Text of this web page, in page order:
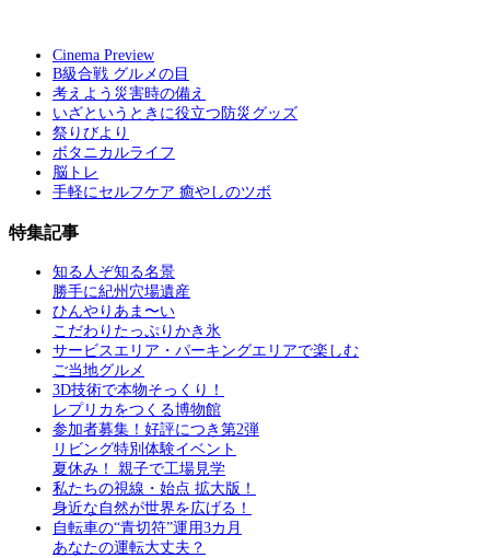
Cinema Preview
B級合戦 グルメの目
考えよう災害時の備え
いざというときに役立つ防災グッズ
祭りびより
ボタニカルライフ
脳トレ
手軽にセルフケア 癒やしのツボ
特集記事
知る人ぞ知る名景
勝手に紀州穴場遺産
ひんやりあま〜い
こだわりたっぷりかき氷
サービスエリア・パーキングエリアで楽しむ
ご当地グルメ
3D技術で本物そっくり！
レプリカをつくる博物館
参加者募集！好評につき第2弾
リビング特別体験イベント
夏休み！ 親子で工場見学
私たちの視線・始点 拡大版！
身近な自然が世界を広げる！
自転車の“青切符”運用3カ月
あなたの運転大丈夫？